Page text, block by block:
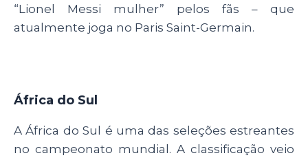
“Lionel Messi mulher” pelos fãs – que
atualmente joga no Paris Saint-Germain.
África do Sul
A África do Sul é uma das seleções estreantes
no campeonato mundial. A classificação veio